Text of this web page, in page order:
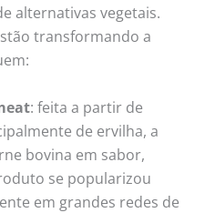
alternativas vegetais.
transformando a
: feita a partir de
de ervilha, a
bovina em sabor,
se popularizou
em grandes redes de